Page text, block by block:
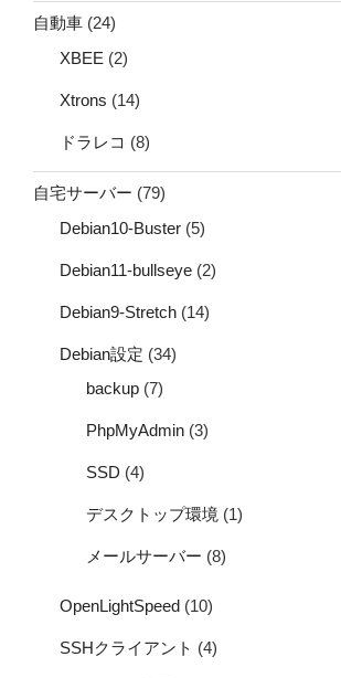
自動車 (24)
XBEE (2)
Xtrons (14)
ドラレコ (8)
自宅サーバー (79)
Debian10-Buster (5)
Debian11-bullseye (2)
Debian9-Stretch (14)
Debian設定 (34)
backup (7)
PhpMyAdmin (3)
SSD (4)
デスクトップ環境 (1)
メールサーバー (8)
OpenLightSpeed (10)
SSHクライアント (4)